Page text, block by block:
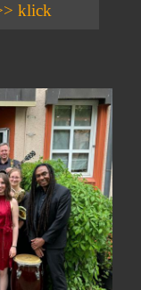
klick